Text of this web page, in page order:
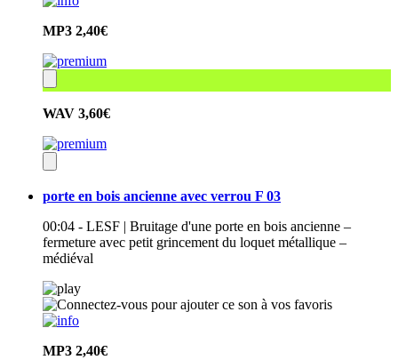
MP3 2,40€
WAV 3,60€
porte en bois ancienne avec verrou F 03
00:04 - LESF | Bruitage d'une porte en bois ancienne –
fermeture avec petit grincement du loquet métallique –
médiéval
MP3 2,40€